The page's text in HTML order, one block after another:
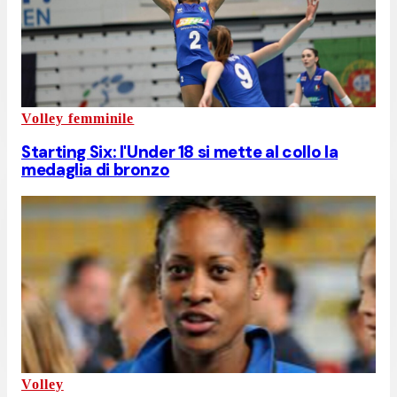
Volley femminile
Starting Six: l'Under 18 si mette al collo la
medaglia di bronzo
Volley